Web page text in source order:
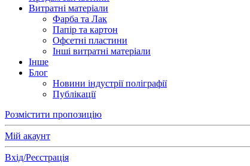
Витратні матеріали
Фарба та Лак
Папір та картон
Офсетні пластини
Інші витратні матеріали
Інше
Блог
Новини індустрії поліграфії
Публікації
Розмістити пропозицію
Мій акаунт
Вхід/Реєстрація